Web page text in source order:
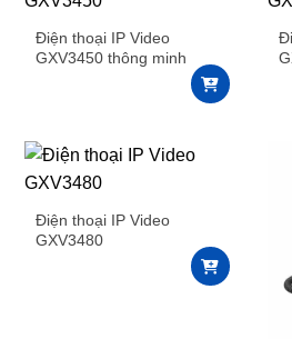
Điện thoại IP Video
GXV3450 thông minh
Điện thoại IP Video
GXV3480